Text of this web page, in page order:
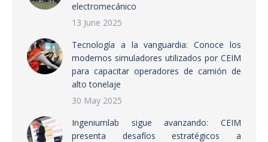
electromecánico
13 June 2025
Tecnología a la vanguardia: Conoce los
modernos simuladores utilizados por CEIM
para capacitar operadores de camión de
alto tonelaje
30 May 2025
Ingeniumlab sigue avanzando: CEIM
presenta desafíos estratégicos a